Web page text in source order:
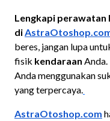
Lengkapi perawatan
di
beres, jangan lupa
fisik kendaraan
Anda menggunakan
yang terpercaya.
AstraOtoshop.com